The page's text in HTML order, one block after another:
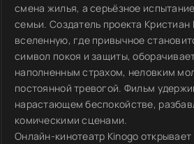
смена жилья, а серьёзное
семьи. Создатель проекта
вселенную, где привычное
символ покоя и защиты,
наполненным страхом, неловким
постоянной тревогой. Фильм
нарастающем беспокойстве,
комическими сценами.
Онлайн-кинотеатр Kinogo